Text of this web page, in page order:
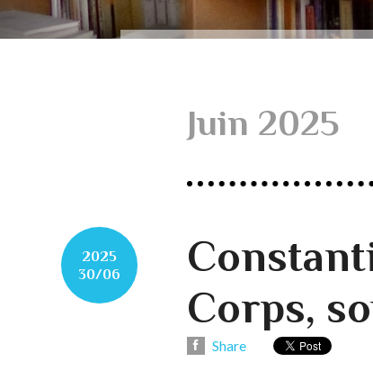
Juin 2025
2025
30/06
Corps,
Share